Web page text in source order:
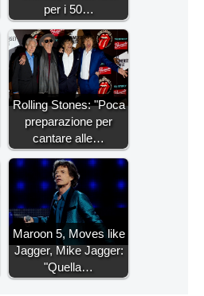
per i 50…
Rolling Stones: "Poca
preparazione per
cantare alle…
Maroon 5, Moves like
Jagger, Mike Jagger:
"Quella…